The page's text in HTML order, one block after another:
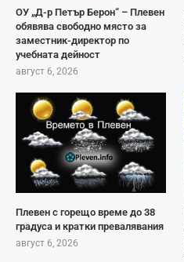
ОУ „Д-р Петър Берон“ – Плевен
обявява свободно място за
заместник-директор по
учебната дейност
август 6, 2026
Плевен с горещо време до 38
градуса и кратки превалявания
август 6, 2026